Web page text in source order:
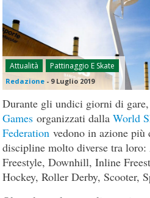
Attualità Pattinaggio E Skate
Redazione - 9 Luglio 2019
Durante gli undici giorni di
Games organizzati dallaWorld
Federation vedono in azione
discipline molto diverse tra
Freestyle, Downhill, Inline
Hockey, Roller Derby, Scooter,